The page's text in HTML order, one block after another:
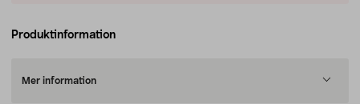
Produktinformation
Mer information